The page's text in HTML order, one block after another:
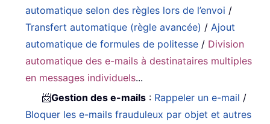
automatique selon des règles lors de l’envoi /
Transfert automatique (règle avancée) / Ajout
automatique de formules de politesse / Division
automatique des e-mails à destinataires multiples
en messages individuels...
📨Gestion des e-mails : Rappeler un e-mail /
Bloquer les e-mails frauduleux par objet et autres